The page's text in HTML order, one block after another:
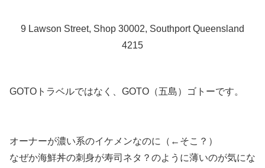
9 Lawson Street, Shop 30002, Southport Queensland
4215
GOTOトラベルではなく、GOTO（五島）ゴトーです。
オーナーが濃い系のイケメンなのに（←そこ？）
なぜか海鮮丼の刺身が寿司ネタ？のように薄いのが気にな